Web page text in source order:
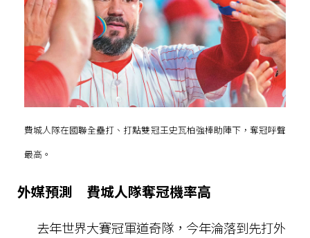
費城人隊在國聯全壘打、打點雙冠王史瓦柏強棒助陣下，奪冠呼聲
最高。
外媒預測 費城人隊奪冠機率高
去年世界大賽冠軍道奇隊，今年淪落到先打外